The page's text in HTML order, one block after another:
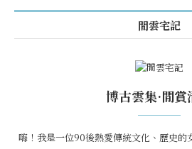
閒雲宅記
博古雲集·閒賞
嗨！我是一位90後熱愛傳統文化、歷史的